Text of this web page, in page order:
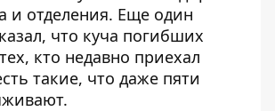
и отделения. Еще один
что куча погибших
кто недавно приехал
такие, что даже пяти
.